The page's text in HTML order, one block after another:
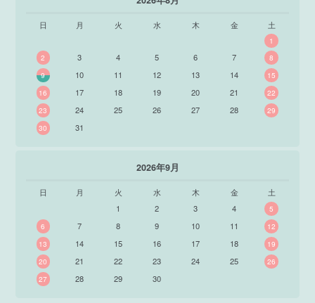
日 月 火 水 木 金 土
1
2
3 4 5 6 7
8
9
10 11 12 13 14
15
16
17 18 19 20 21
22
23
24 25 26 27 28
29
30
31
2026年9月
日 月 火 水 木 金
土
1
2 3 4
5
6
7 8 9 10 11
12
13
14 15 16 17 18
19
20
21 22 23 24 25
26
27
28 29 30